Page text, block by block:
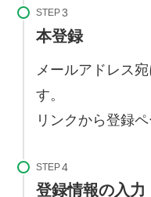
STEP
本登録
メールアドレス
す。
リンクから登録
STEP
登録情報の入力